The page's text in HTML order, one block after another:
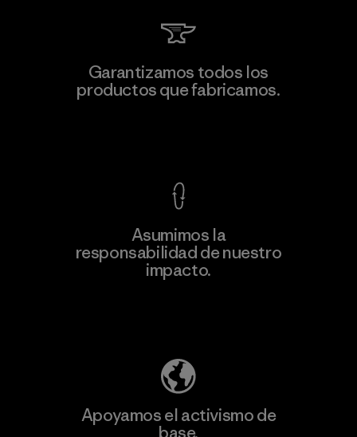
Garantizamos todos los
productos que fabricamos.
Asumimos la
responsabilidad de nuestro
impacto.
Apoyamos el activismo de
base.